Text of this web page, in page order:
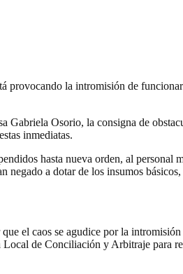
provocando la intromisión de
Osorio, la consigna de
inmediatas.
hasta nueva orden, al personal
negado a dotar de los insumos
el caos se agudice por la
de Conciliación y Arbitraje para